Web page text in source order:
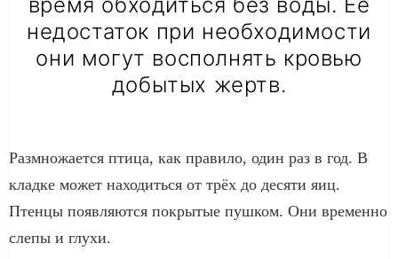
недостаток при необходимости
они могут восполнять кровью
добытых жертв.
Размножается птица, как правило, один раз в год. В
кладке может находиться от трёх до десяти яиц.
Птенцы появляются покрытые пушком. Они временно
слепы и глухи.